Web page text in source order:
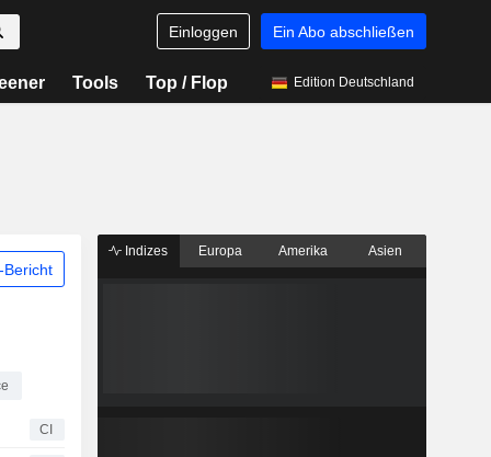
Einloggen Ein Abo abschließen
Tools Top / Flop Edition Deutschland
Bericht
CI
Indizes Europa Amerika Asien